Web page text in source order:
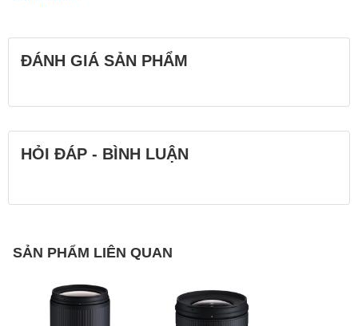
Đường kính φ74.6mm
ĐÁNH GIÁ SẢN PHẨM
HỎI ĐÁP - BÌNH LUẬN
SẢN PHẨM LIÊN QUAN